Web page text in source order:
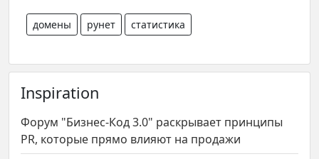
домены рунет статистика
Inspiration
Форум "Бизнес-Код 3.0" раскрывает принципы
PR, которые прямо влияют на продажи